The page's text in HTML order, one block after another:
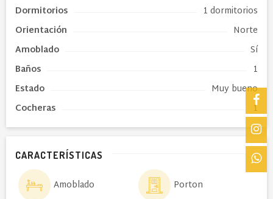
Dormitorios
1 dormitorios
Orientación
Norte
Amoblado
Sí
Baños
1
Estado
Muy bueno
Cocheras
1
CARACTERÍSTICAS
Amoblado Porton